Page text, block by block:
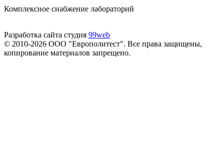
Комплексное снабжение лабораторий
Разработка сайта студия 99web
© 2010-2026 ООО "Европолитест". Все права защищены,
копирование материалов запрещено.